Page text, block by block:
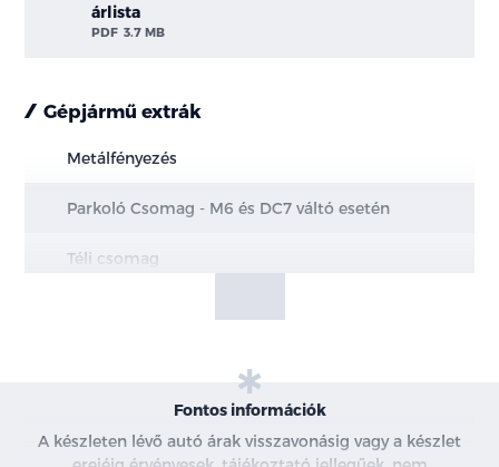
árlista
PDF 3.7 MB
Gépjármű extrák
Metálfényezés
Parkoló Csomag - M6 és DC7 váltó esetén
Téli csomag
Nem érhető el Családi csomaggal
Fontos információk
A készleten lévő autó árak visszavonásig vagy a készlet